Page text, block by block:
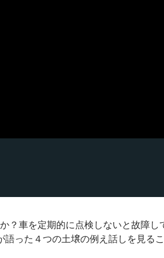
車を定期的に点検しないと故障し
った４つの土壌の例え話しを見る